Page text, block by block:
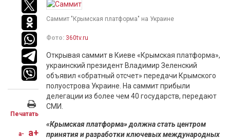
Печатать
a- a+
Саммит "Крымская платформа" на Украине
Фото: 360tv.ru
Открывая саммит в Киеве «Крымская платформа»,
украинский президент Владимир Зеленский
объявил «обратный отсчет» передачи Крымского
полуострова Украине. На саммит прибыли
делегации из более чем 40 государств, передают
СМИ.
«Крымская платформа» должна стать центром
принятия и разработки ключевых международных